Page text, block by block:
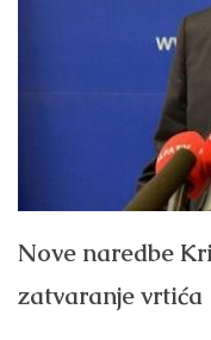
Nove naredbe
zatvaranje vrtića